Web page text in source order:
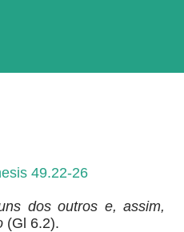
49.22-26
dos outros e, assim,
(Gl 6.2).